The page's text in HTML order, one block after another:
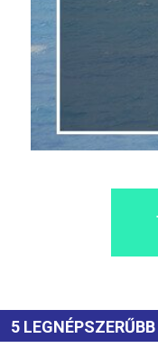
5 LEGNÉPSZERŰBB